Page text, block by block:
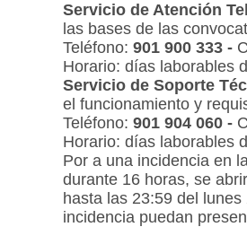
Servicio de Atención
las bases de las
Teléfono: 901 900 333 -
Horario: días laborables
Servicio de Soporte
el funcionamiento y
Teléfono: 901 904 060 -
Horario: días laborables
Por a una incidencia en
durante 16 horas, se
hasta las 23:59 del
incidencia puedan